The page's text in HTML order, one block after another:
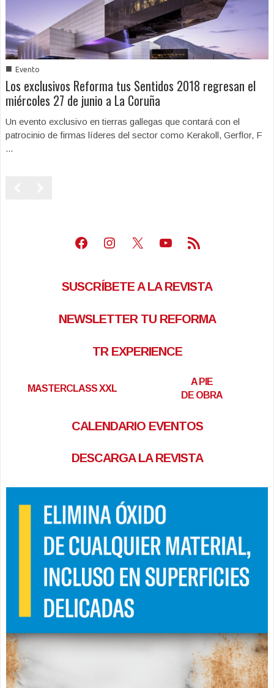
■ Evento
Los exclusivos Reforma tus Sentidos 2018 regresan el
miércoles 27 de junio a La Coruña
Un evento exclusivo en tierras gallegas que contará con el
patrocinio de firmas líderes del sector como Kerakoll, Gerflor, F
...
Facebook
Instagram
X Youtube
Feed RSS
SUSCRÍBETE A LA REVISTA
NEWSLETTER TU REFORMA
TR EXPERIENCE
MASTERCLASS XXL
A PIE
DE OBRA
CALENDARIO EVENTOS
DESCARGA LA REVISTA